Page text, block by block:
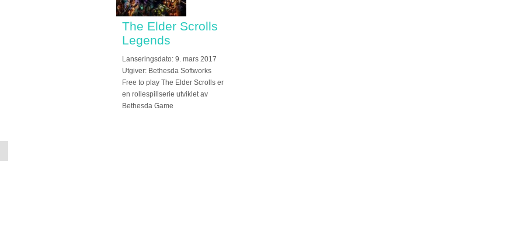
The Elder Scrolls
Legends
Lanseringsdato: 9. mars 2017
Utgiver: Bethesda Softworks
Free to play The Elder Scrolls er
en rollespillserie utviklet av
Bethesda Game